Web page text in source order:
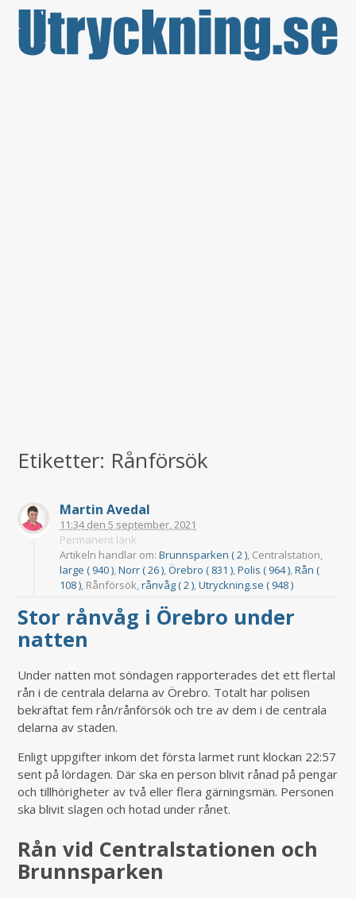
Etiketter: Rånförsök
Martin Avedal
11:34den 5 september, 2021
Permanent länk
Artikeln handlar om:Brunnsparken ( 2 ), Centralstation,
large ( 940 ),Norr ( 26 ),Örebro ( 831 ),Polis ( 964 ),Rån (
108 ), Rånförsök,rånvåg ( 2 ),Utryckning.se ( 948 )
Stor rånvåg i Örebro under
natten
Under natten mot söndagen rapporterades det ett flertal
rån i de centrala delarna av Örebro. Totalt har polisen
bekräftat fem rån/rånförsök och tre av dem i de centrala
delarna av staden.
Enligt uppgifter inkom det första larmet runt klockan 22:57
sent på lördagen. Där ska en person blivit rånad på pengar
och tillhörigheter av två eller flera gärningsmän. Personen
ska blivit slagen och hotad under rånet.
Rån vid Centralstationen och
Brunnsparken